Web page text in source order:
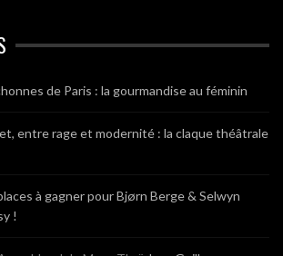
de Paris : la gourmandise au féminin
entre rage et modernité : la claque théâtrale
à gagner pour Bjørn Berge & Selwyn
!